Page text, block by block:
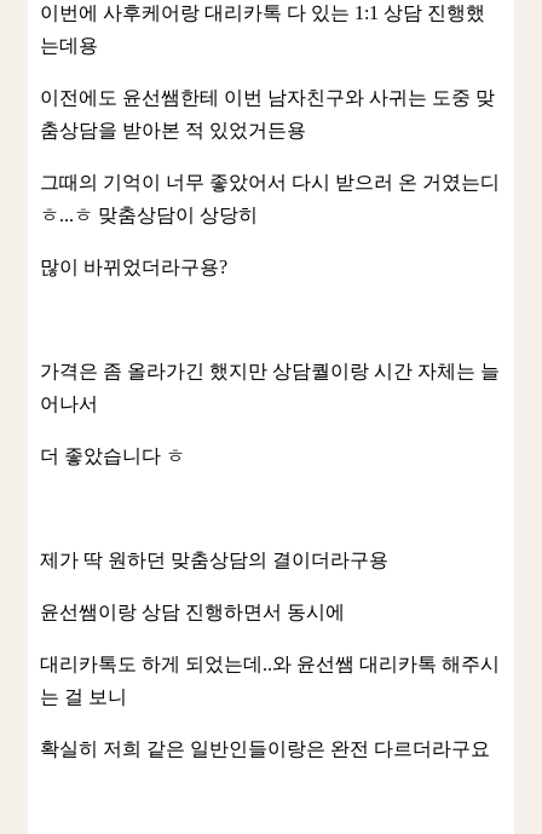
이번에 사후케어랑 대리카톡 다 있는 1:1 상담 진행했
는데용
이전에도 윤선쌤한테 이번 남자친구와 사귀는 도중 맞
춤상담을 받아본 적 있었거든용
그때의 기억이 너무 좋았어서 다시 받으러 온 거였는디
ㅎ...ㅎ 맞춤상담이 상당히
많이 바뀌었더라구용?
가격은 좀 올라가긴 했지만 상담퀄이랑 시간 자체는 늘
어나서
더 좋았습니다 ㅎ
제가 딱 원하던 맞춤상담의 결이더라구용
윤선쌤이랑 상담 진행하면서 동시에
대리카톡도 하게 되었는데..와 윤선쌤 대리카톡 해주시
는 걸 보니
확실히 저희 같은 일반인들이랑은 완전 다르더라구요